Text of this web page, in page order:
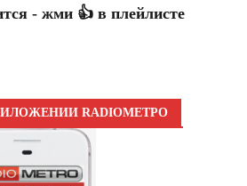
- жми 👍 в плейлисте
RADIOМЕТРО